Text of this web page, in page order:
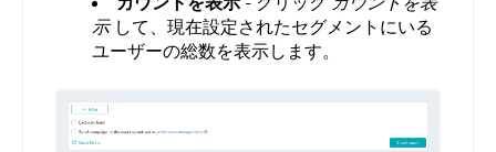
示 して、現在設定されたセグメントにいる
ユーザーの総数を表示します。